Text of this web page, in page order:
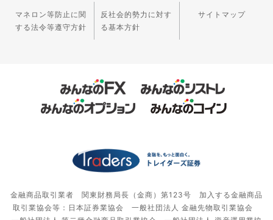
マネロン等防止に関
する法令等遵守方針
反社会的勢力に対す
る基本方針
サイトマップ
金融商品取引業者 関東財務局長（金商）第123号 加入する金融商品
取引業協会等：日本証券業協会 一般社団法人 金融先物取引業協会